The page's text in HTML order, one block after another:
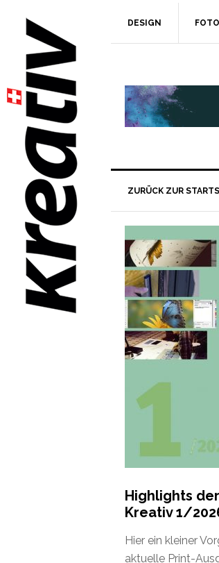
DESIGN
ZURÜCK ZUR
Highlights
Kreativ 1/
Hier ein kleiner
aktuelle Print-